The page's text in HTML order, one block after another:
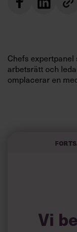
Annonsera
Villkor och
Chefs
arbetsrätt och
omplacerar en
Vi